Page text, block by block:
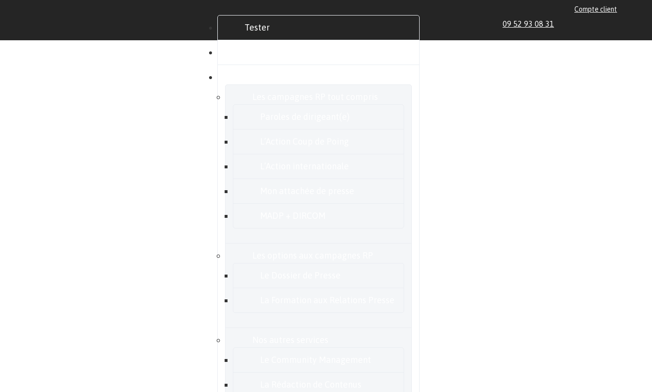
Tester
Compte client
09 52 93 08 31